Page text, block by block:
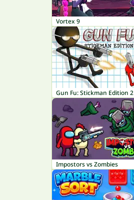
Vortex 9
Gun Fu: Stickman Edition 2
Impostors vs Zombies